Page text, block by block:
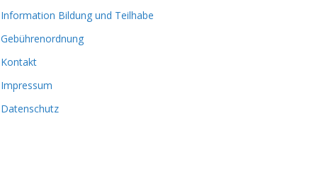
Information Bildung und Teilhabe
Gebührenordnung
Kontakt
Impressum
Datenschutz